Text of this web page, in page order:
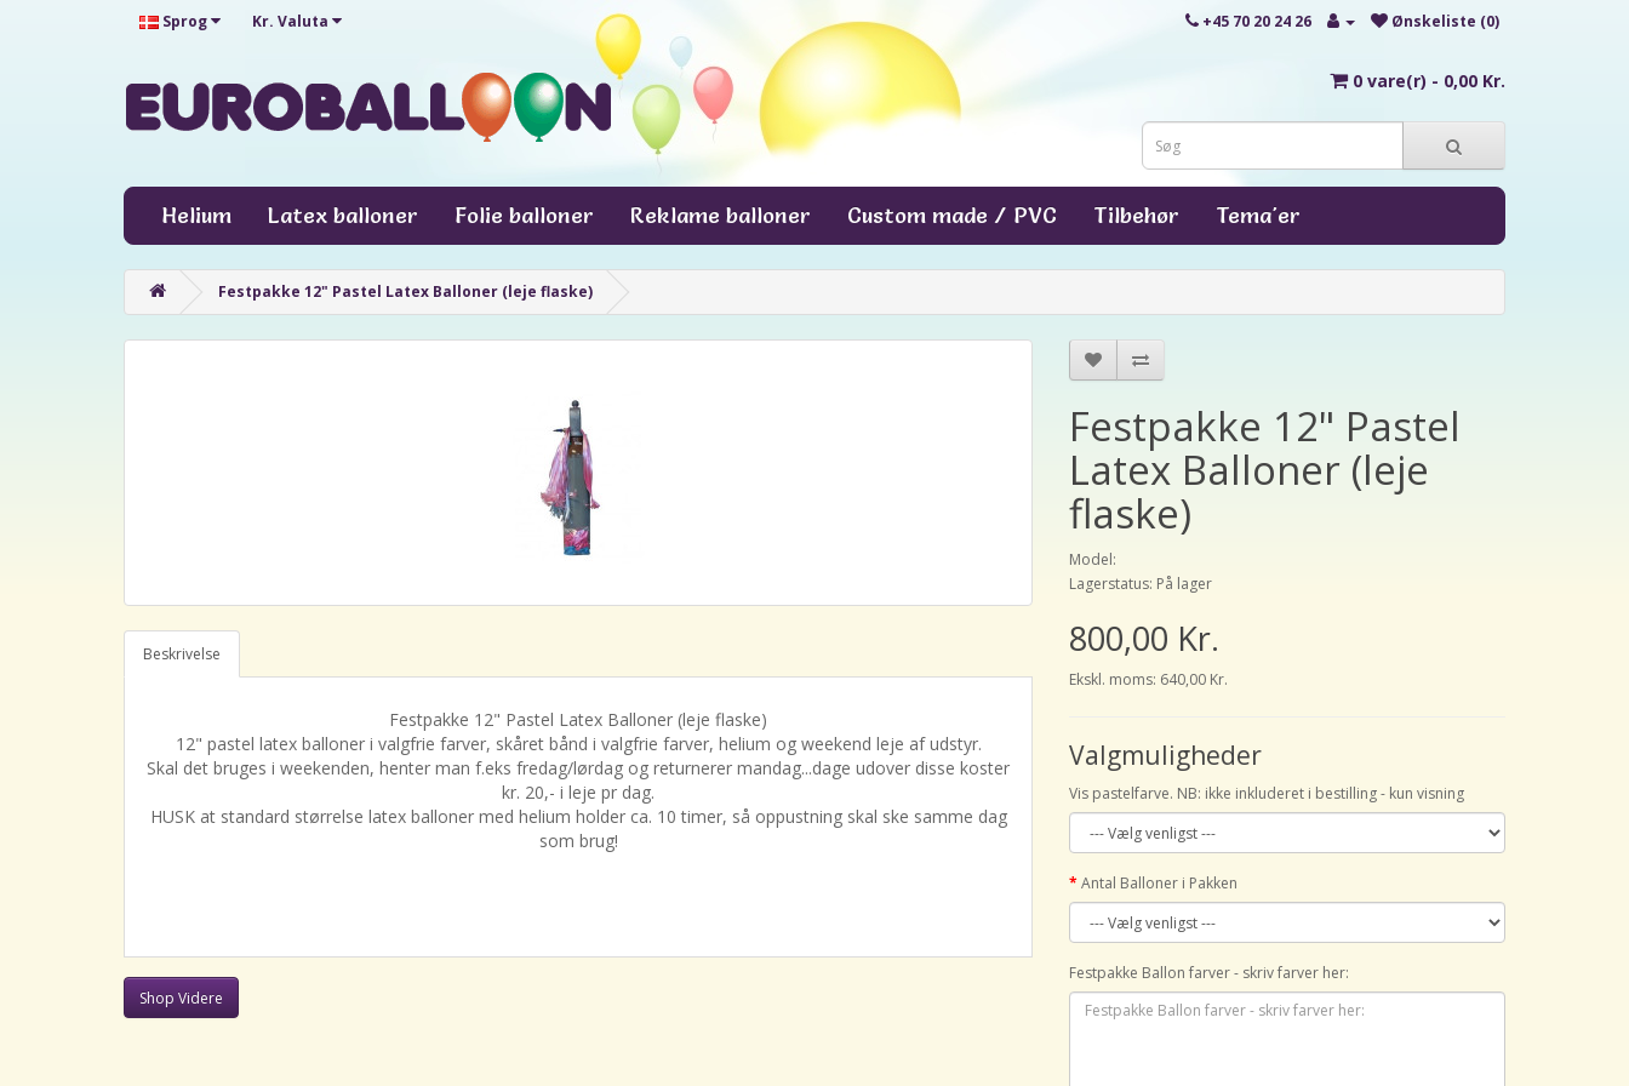
Sprog Kr. Valuta +45 70 20 24 26 Ønskeliste (0)
0 vare(r) - 0,00 Kr.
Helium Latex balloner Folie balloner Reklame balloner Custom made / PVC Tilbehør Tema'er
Festpakke 12" Pastel Latex Balloner (leje flaske)
Beskrivelse
Festpakke 12" Pastel Latex Balloner (leje flaske)
12" pastel latex balloner i valgfrie farver, skåret bånd i valgfrie farver, helium og weekend leje af udstyr.
Skal det bruges i weekenden, henter man f.eks fredag/lørdag og returnerer mandag...dage udover disse koster
kr. 20,- i leje pr dag.
HUSK at standard størrelse latex balloner med helium holder ca. 10 timer, så oppustning skal ske samme dag
som brug!
Shop Videre
Festpakke 12" Pastel
Latex Balloner (leje
flaske)
Model:
Lagerstatus: På lager
800,00 Kr.
Ekskl. moms: 640,00 Kr.
Valgmuligheder
Vis pastelfarve. NB: ikke inkluderet i bestilling - kun visning
Antal Balloner i Pakken
Festpakke Ballon farver - skriv farver her: